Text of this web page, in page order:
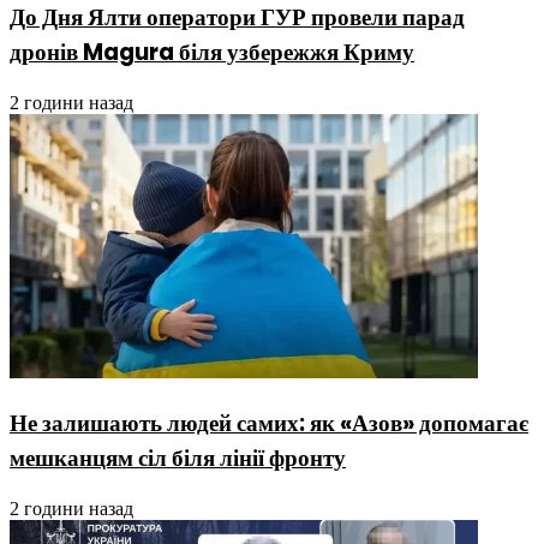
До Дня Ялти оператори ГУР провели парад
дронів Magura біля узбережжя Криму
2 години назад
Не залишають людей самих: як «Азов» допомагає
мешканцям сіл біля лінії фронту
2 години назад